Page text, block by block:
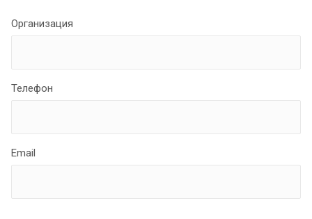
Организация
Телефон
Email